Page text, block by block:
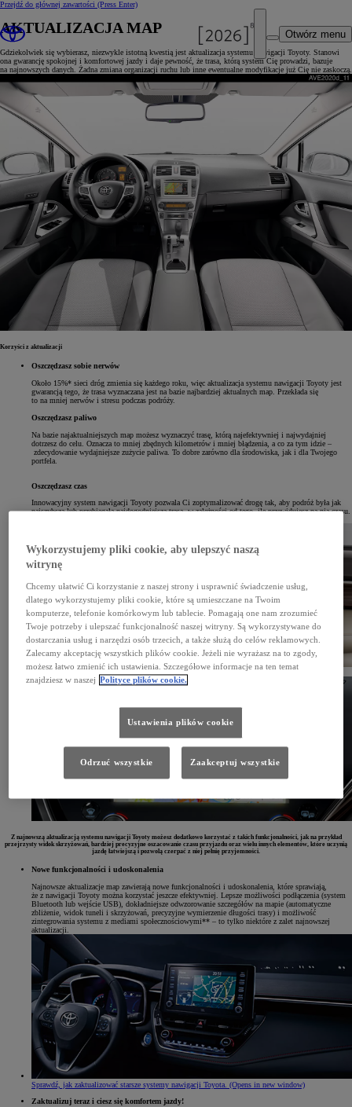
Przejdź do głównej zawartości (Press Enter)
Otwórz menu
AKTUALIZACJA MAP
Gdziekolwiek się wybierasz, niezwykle istotną kwestią jest aktualizacja systemu nawigacji Toyoty. Stanowi
ona gwarancję spokojnej i komfortowej jazdy i daje pewność, że trasa, którą system Cię prowadzi, bazuje
na najnowszych danych. Żadna zmiana organizacji ruchu lub inne ewentualne modyfikacje już Cię nie zaskoczą.
Korzyści z aktualizacji
Oszczędzasz sobie nerwów
Około 15%* sieci dróg zmienia się każdego roku, więc aktualizacja systemu nawigacji Toyoty jest
gwarancją tego, że trasa wyznaczana jest na bazie najbardziej aktualnych map. Przekłada się
to na mniej nerwów i stresu podczas podróży.
Oszczędzasz paliwo
Na bazie najaktualniejszych map możesz wyznaczyć trasę, którą najefektywniej i najwydajniej
dotrzesz do celu. Oznacza to mniej zbędnych kilometrów i mniej błądzenia, a co za tym idzie –
zdecydowanie wydajniejsze zużycie paliwa. To dobre zarówno dla środowiska, jak i dla Twojego
portfela.
Oszczędzasz czas
Innowacyjny system nawigacji Toyoty pozwala Ci zoptymalizować drogę tak, aby podróż była jak
najszybsza lub przebiegała najdogodniejszą trasą, w zależności od tego, ile przewidujesz na nią czasu.
Z najnowszą aktualizacją systemu nawigacji Toyoty możesz dodatkowo korzystać z takich funkcjonalności, jak na przykład
przejrzysty widok skrzyżowań, bardziej precyzyjne oszacowanie czasu przyjazdu oraz wielu innych elementów, które uczynią
jazdę łatwiejszą i pozwolą czerpać z niej pełnię przyjemności.
Nowe funkcjonalności i udoskonalenia
Najnowsze aktualizacje map zawierają nowe funkcjonalności i udoskonalenia, które sprawiają,
że z nawigacji Toyoty można korzystać jeszcze efektywniej. Lepsze możliwości podłączenia (system
Bluetooth lub wejście USB), dokładniejsze odwzorowanie szczegółów na mapie (automatyczne
zbliżenie, widok tuneli i skrzyżowań, precyzyjne wymierzenie długości trasy) i możliwość
zintegrowania systemu z mediami społecznościowymi** – to tylko niektóre z zalet najnowszej
aktualizacji.
Sprawdź, jak zaktualizować starsze systemy nawigacji Toyota. (Opens in new window)
Zaktualizuj teraz i ciesz się komfortem jazdy!
Wykorzystujemy pliki cookie, aby ulepszyć naszą
witrynę
Chcemy ułatwić Ci korzystanie z naszej strony i usprawnić świadczenie usług,
dlatego wykorzystujemy pliki cookie, które są umieszczane na Twoim
komputerze, telefonie komórkowym lub tablecie. Pomagają one nam zrozumieć
Twoje potrzeby i ulepszać funkcjonalność naszej witryny. Są wykorzystywane do
dostarczania usług i narzędzi osób trzecich, a także służą do celów reklamowych.
Zalecamy akceptację wszystkich plików cookie. Jeżeli nie wyrażasz na to zgody,
możesz łatwo zmienić ich ustawienia. Szczegółowe informacje na ten temat
znajdziesz w naszej Polityce plików cookie.
Ustawienia plików cookie
Odrzuć wszystkie Zaakceptuj wszystkie